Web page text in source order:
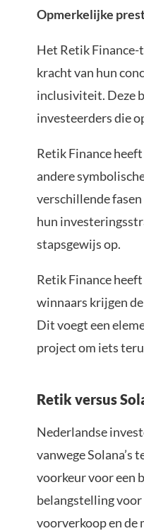
Opmerkelijke
Het Retik Finance-
kracht van hun
inclusiviteit. Deze
investeerders die
Retik Finance
andere
verschillende
hun
stapsgewijs op.
Retik Finance heeft
winnaars krijgen
Dit voegt een
project om iets
Retik versus
Nederlandse
vanwege Solana’s
voorkeur voor een
belangstelling
voorverkoop en de